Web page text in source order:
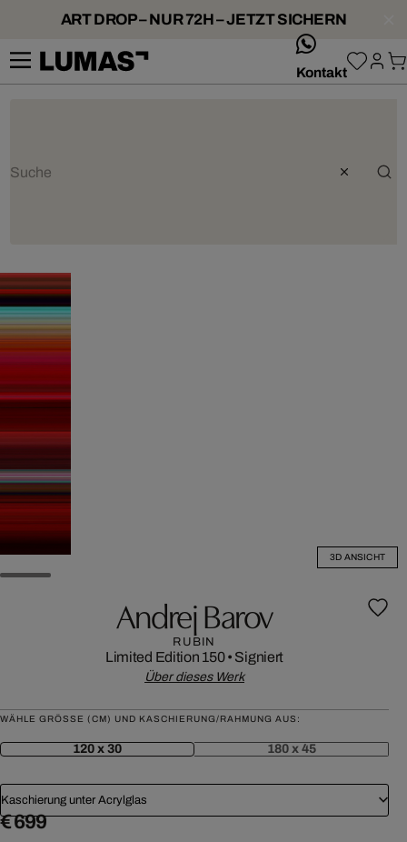
ART DROP – NUR 72H – JETZT SICHERN
Kontakt
3D ANSICHT
Andrej Barov
RUBIN
Limited Edition 150• Signiert
Über dieses Werk
WÄHLE GRÖSSE (CM) UND KASCHIERUNG/RAHMUNG AUS:
120 x 30 180 x 45
Kaschierung unter Acrylglas
€ 699